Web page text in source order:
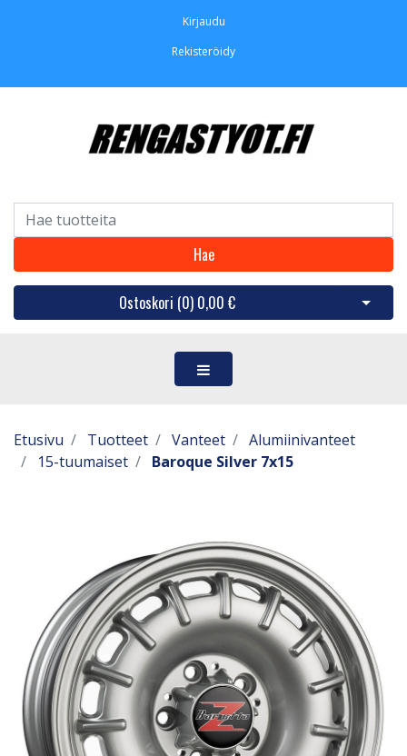
Kirjaudu
Rekisteröidy
Hae
Ostoskori (0) 0,00 € Avaa
Etusivu Tuotteet Vanteet
Alumiinivanteet
15-tuumaiset
Baroque Silver 7x15